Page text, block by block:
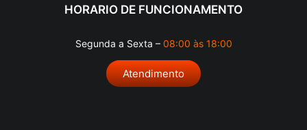
HORARIO DE FUNCIONAMENTO
Segunda a Sexta – 08:00 às 18:00
Atendimento